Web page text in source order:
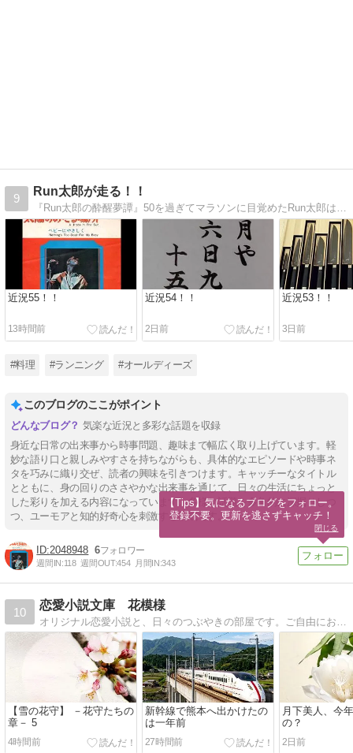
9
Run太郎が走る！！
『Run太郎の酔醒夢譚』50を過ぎてマラソンに目覚めたRun太郎は走って飲めば人生ケセラセラ\(^o^)／
近況55！！
13時間前
近況54！！
2日前
近況53！！
3日前
#料理 #ランニング #オールディーズ
このブログのここがポイント
気楽な近況と多彩な話題を収録
身近な日常の出来事から時事問題、趣味まで幅広く取り上げています。軽
妙な語り口と親しみやすさを持ちながらも、具体的なエピソードや時事ネ
タを巧みに織り交ぜ、読者の興味を引きつけます。キャッチーなタイトル
とともに、身の回りのささやかな出来事を通じて、日々の生活にちょっと
した彩りを加える内容になっています。多様な話題を多角的に深掘りしつ
つ、ユーモアと知的好奇心を刺激する構成です。
2048948 6
週間IN:118 週間OUT:454 月間IN:343
10
恋愛小説文庫 花模様
【雪の花守】 －花守たちの
章－ 5
4時間前
新幹線で熊本へ出かけたの
は一年前
27時間前
月下美人、今
の？
2日前
【Tips】気になるブログをフォロー。
登録不要。更新を逃さずキャッチ！
閉じる